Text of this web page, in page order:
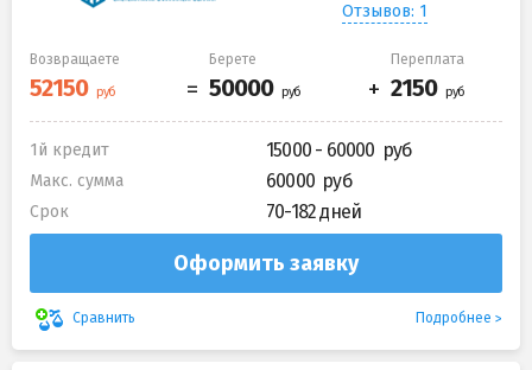
Отзывов: 1
Возвращаете Берете Переплата
1й кредит 15000 - 60000
Макс. сумма 60000
Срок 70-182 дней
Оформить заявку
Сравнить Подробнее